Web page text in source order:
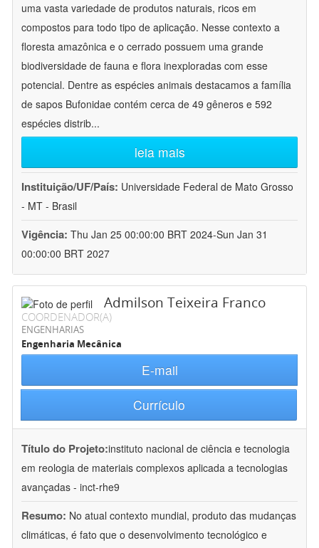
uma vasta variedade de produtos naturais, ricos em
compostos para todo tipo de aplicação. Nesse contexto a
floresta amazônica e o cerrado possuem uma grande
biodiversidade de fauna e flora inexploradas com esse
potencial. Dentre as espécies animais destacamos a família
de sapos Bufonidae contém cerca de 49 gêneros e 592
espécies distrib...
leia mais
Instituição/UF/País: Universidade Federal de Mato Grosso
- MT - Brasil
Vigência: Thu Jan 25 00:00:00 BRT 2024-Sun Jan 31
00:00:00 BRT 2027
Admilson Teixeira Franco
COORDENADOR(A)
ENGENHARIAS
Engenharia Mecânica
E-mail
Currículo
Título do Projeto:instituto nacional de ciência e tecnologia
em reologia de materiais complexos aplicada a tecnologias
avançadas - inct-rhe9
Resumo: No atual contexto mundial, produto das mudanças
climáticas, é fato que o desenvolvimento tecnológico e